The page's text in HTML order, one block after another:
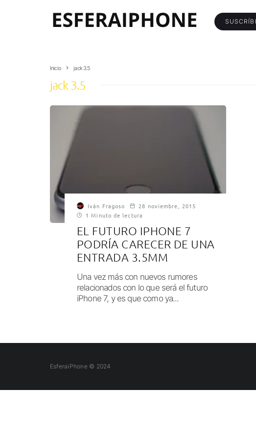
Inicio jack 3.5
jack 3.5
Iván Fragoso
28 noviembre, 2015
1 Minuto de lectura
EL FUTURO IPHONE 7
PODRÍA CARECER DE UNA
ENTRADA 3.5MM
Una vez más con nuevos rumores
relacionados con lo que será el futuro
iPhone 7, y es que como ya...
EsferaiPhone © 2024